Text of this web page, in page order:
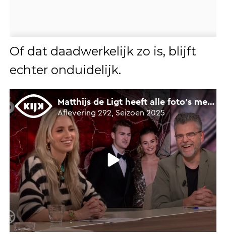
Of dat daadwerkelijk zo is, blijft
echter onduidelijk.